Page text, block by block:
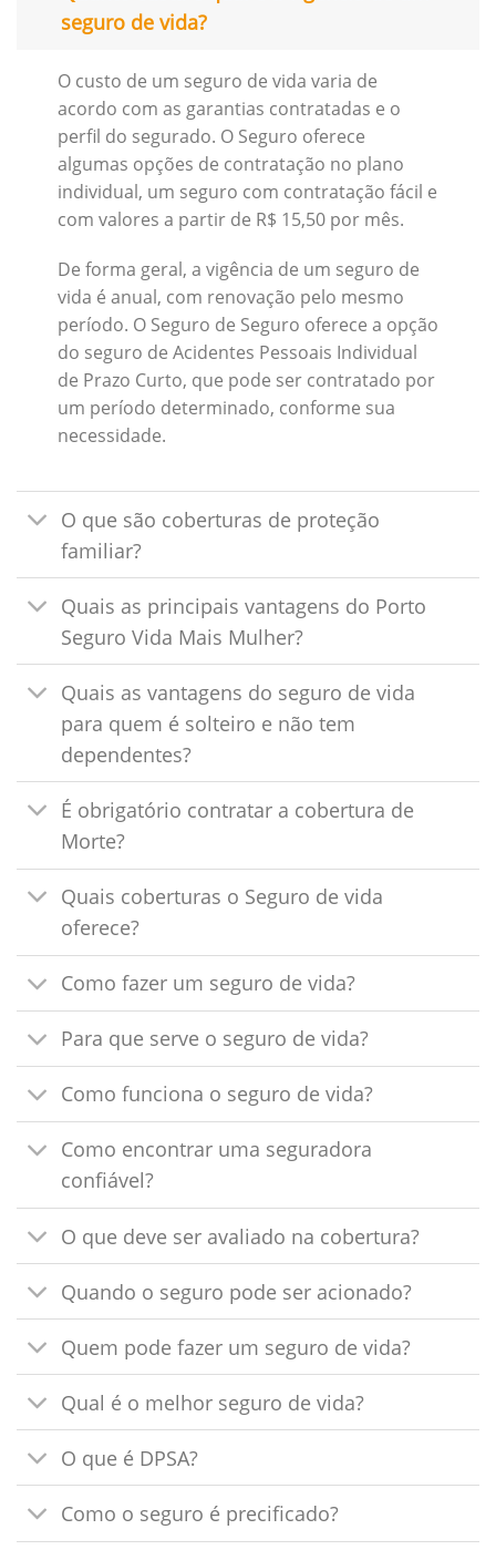
seguro de vida?
O custo de um seguro de vida varia de
acordo com as garantias contratadas e o
perfil do segurado. O Seguro oferece
algumas opções de contratação no plano
individual, um seguro com contratação fácil e
com valores a partir de R$ 15,50 por mês.
De forma geral, a vigência de um seguro de
vida é anual, com renovação pelo mesmo
período. O Seguro de Seguro oferece a opção
do seguro de Acidentes Pessoais Individual
de Prazo Curto, que pode ser contratado por
um período determinado, conforme sua
necessidade.
O que são coberturas de proteção
familiar?
Quais as principais vantagens do Porto
Seguro Vida Mais Mulher?
Quais as vantagens do seguro de vida
para quem é solteiro e não tem
dependentes?
É obrigatório contratar a cobertura de
Morte?
Quais coberturas o Seguro de vida
oferece?
Como fazer um seguro de vida?
Para que serve o seguro de vida?
Como funciona o seguro de vida?
Como encontrar uma seguradora
confiável?
O que deve ser avaliado na cobertura?
Quando o seguro pode ser acionado?
Quem pode fazer um seguro de vida?
Qual é o melhor seguro de vida?
O que é DPSA?
Como o seguro é precificado?